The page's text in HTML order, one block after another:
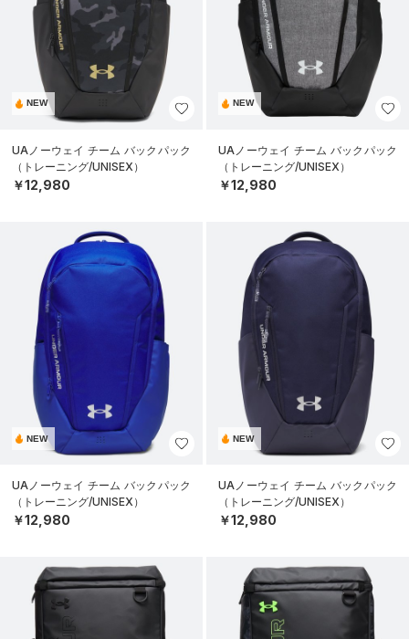
NEW
UAノーウェイ チーム バックパック
（トレーニング/UNISEX）
￥12,980
NEW
UAノーウェイ チーム バックパック
（トレーニング/UNISEX）
￥12,980
NEW
UAノーウェイ チーム バックパック
（トレーニング/UNISEX）
￥12,980
NEW
UAノーウェイ チーム バックパック
（トレーニング/UNISEX）
￥12,980